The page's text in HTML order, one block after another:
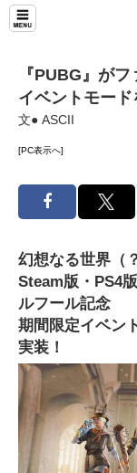
『PUBG』が
イベントモード
文● ASCII
[PC表示へ]
幻想なる世界（
Steam版・PS4
ルフール記念
期間限定イベン
実装！